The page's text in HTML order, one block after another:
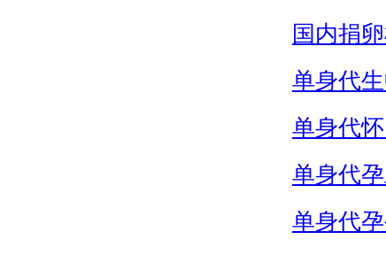
国内捐
单身代
单身代
单身代
单身代孕